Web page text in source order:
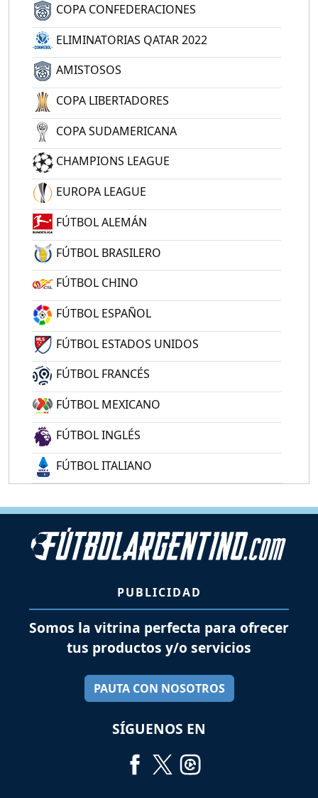
COPA CONFEDERACIONES
ELIMINATORIAS QATAR 2022
AMISTOSOS
COPA LIBERTADORES
COPA SUDAMERICANA
CHAMPIONS LEAGUE
EUROPA LEAGUE
FÚTBOL ALEMÁN
FÚTBOL BRASILERO
FÚTBOL CHINO
FÚTBOL ESPAÑOL
FÚTBOL ESTADOS UNIDOS
FÚTBOL FRANCÉS
FÚTBOL MEXICANO
FÚTBOL INGLÉS
FÚTBOL ITALIANO
PUBLICIDAD
Somos la vitrina perfecta para ofrecer
tus productos y/o servicios
PAUTA CON NOSOTROS
SÍGUENOS EN